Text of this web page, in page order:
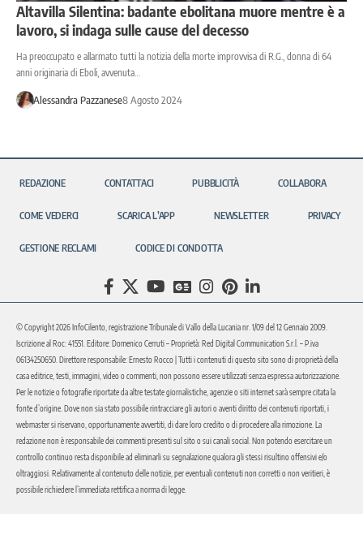
Altavilla Silentina: badante ebolitana muore mentre è a
lavoro, si indaga sulle cause del decesso
Ha preoccupato e allarmato tutti la notizia della morte improvvisa di R.G., donna di 64
anni originaria di Eboli, avvenuta…
Alessandra Pazzanese8 Agosto 2024
REDAZIONE CONTATTACI PUBBLICITÀ COLLABORA
COME VEDERCI SCARICA L’APP NEWSLETTER PRIVACY
GESTIONE RECLAMI CODICE DI CONDOTTA
© Copyright 2026 InfoCilento, registrazione Tribunale di Vallo della Lucania nr. 1/09 del 12 Gennaio 2009.
Iscrizione al Roc: 41551. Editore: Domenico Cerruti – Proprietà: Red Digital Communication S.r.l. – P.iva
06134250650. Direttore responsabile: Ernesto Rocco | Tutti i contenuti di questo sito sono di proprietà della
casa editrice, testi, immagini, video o commenti, non possono essere utilizzati senza espressa autorizzazione.
Per le notizie o fotografie riportate da altre testate giornalistiche, agenzie o siti internet sarà sempre citata la
fonte d’origine. Dove non sia stato possibile rintracciare gli autori o aventi diritto dei contenuti riportati, i
webmaster si riservano, opportunamente avvertiti, di dare loro credito o di procedere alla rimozione. La
redazione non è responsabile dei commenti presenti sul sito o sui canali social. Non potendo esercitare un
controllo continuo resta disponibile ad eliminarli su segnalazione qualora gli stessi risultino offensivi e/o
oltraggiosi. Relativamente al contenuto delle notizie, per eventuali contenuti non corretti o non veritieri, è
possibile richiedere l’immediata rettifica a norma di legge.